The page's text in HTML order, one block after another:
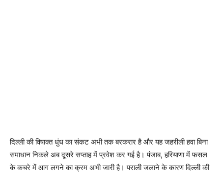
दिल्ली की विषाक्त धुंध का संकट अभी तक बरकरार है और यह जहरीली हवा बिना
समाधान निकले अब दूसरे सप्ताह में प्रवेश कर गई है। पंजाब, हरियाणा में फसल
के कचरे में आग लगने का क्रम अभी जारी है। पराली जलाने के कारण दिल्ली की